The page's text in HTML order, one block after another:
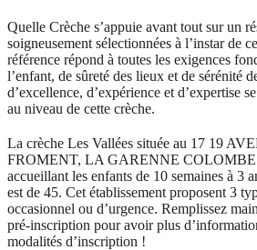
Quelle Crèche s’appuie avant tout sur un
soigneusement sélectionnées à l’instar de
référence répond à toutes les exigences
l’enfant, de sûreté des lieux et de sérénité
d’excellence, d’expérience et d’expertise
au niveau de cette crèche.
La crèche Les Vallées située au 17 19
FROMENT, LA GARENNE
accueillant les enfants de 10 semaines à 3
est de 45. Cet établissement proposent 3
occasionnel ou d’urgence. Remplissez
pré-inscription pour avoir plus
modalités d’inscription !